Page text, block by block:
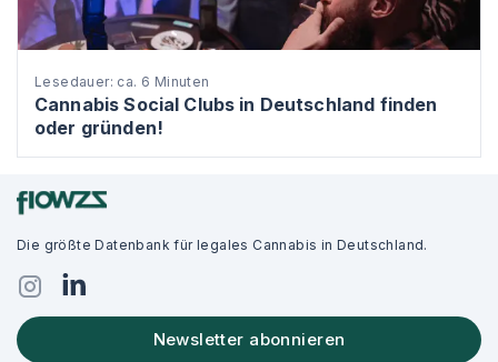
Lesedauer: ca. 6 Minuten
Cannabis Social Clubs in Deutschland finden
oder gründen!
Die größte Datenbank für legales Cannabis in Deutschland.
Newsletter abonnieren